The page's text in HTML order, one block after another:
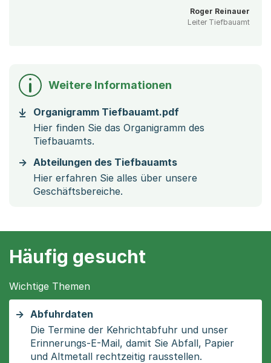
Roger Reinauer
Leiter Tiefbauamt
Weitere Informationen
Organigramm Tiefbauamt.pdf(Startet einen
Hier finden Sie das Organigramm des
Tiefbauamts.
Abteilungen des Tiefbauamts
Hier erfahren Sie alles über unsere
Geschäftsbereiche.
Häufig gesucht
Wichtige Themen
Abfuhrdaten
Die Termine der Kehrichtabfuhr und unser
Erinnerungs-E-Mail, damit Sie Abfall, Papier
und Altmetall rechtzeitig rausstellen.